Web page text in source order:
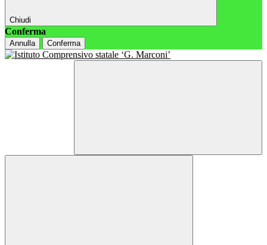
Chiudi
Conferma
Annulla Conferma